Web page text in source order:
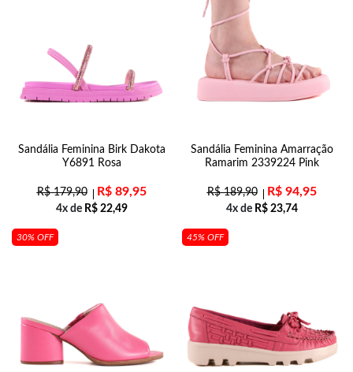
Sandália Feminina Birk Dakota
Y6891 Rosa
R$179,90 R$89,95
4x de R$22,49
Sandália Feminina Amarração
Ramarim 2339224 Pink
R$189,90 R$94,95
4x de R$23,74
30% OFF 45% OFF